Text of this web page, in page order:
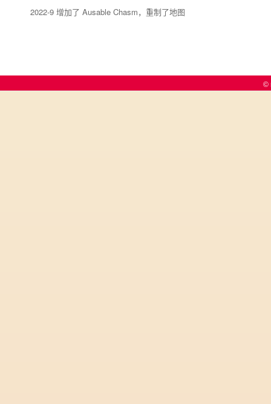
2022-9 增加了 Ausable Chasm，重制了地图
©